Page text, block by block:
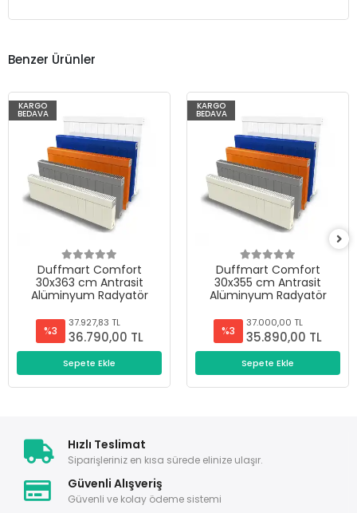
Benzer Ürünler
KARGO
BEDAVA
Duffmart Comfort
30x363 cm Antrasit
Alüminyum Radyatör
%3
37.927,83 TL
36.790,00 TL
Sepete Ekle
KARGO
BEDAVA
Duffmart Comfort
30x355 cm Antrasit
Alüminyum Radyatör
%3
37.000,00 TL
35.890,00 TL
Sepete Ekle
Hızlı Teslimat
Siparişleriniz en kısa sürede elinize ulaşır.
Güvenli Alışveriş
Güvenli ve kolay ödeme sistemi